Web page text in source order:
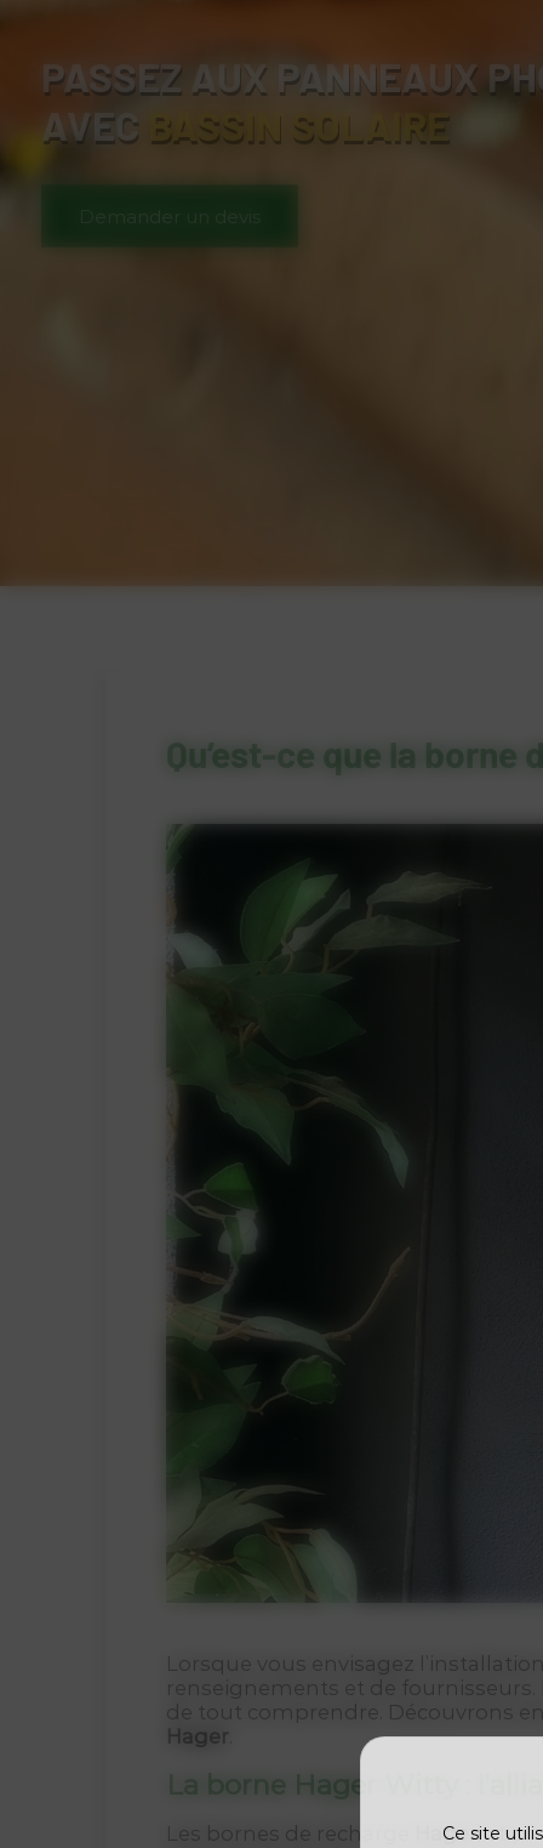
Ce site
PASSEZ AUX PANNEAUX
AVEC BASSIN SOLAIRE
Qu’est-ce que la borne
Lorsque vous envisagez
renseignements et de
de tout comprendre. Découvrons
Hager
La borne Hager Witty :
Les bornes de recharge Hager, et